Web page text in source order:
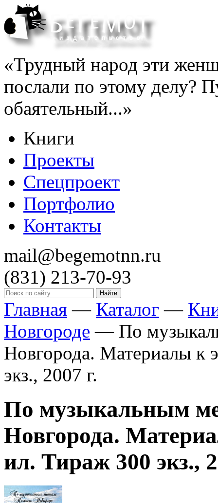
«Трудный народ эти
послали по этому делу?
обаятельный...»
Книги
Проекты
Спецпроект
Портфолио
Контакты
mail@begemotnn.ru
(831) 213-70-93
Главная — Каталог —
Новгороде — По
Новгорода. Материалы к
экз., 2007 г.
По музыкальным
Новгорода.
ил. Тираж 300 экз.,